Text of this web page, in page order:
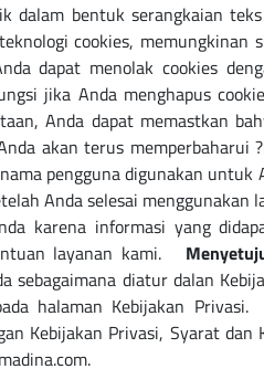
dalam bentuk serangkaian
cookies,
dapat menolak cookies
jika Anda menghapus
Anda dapat memastkan
akan terus memperbaharui
pengguna digunakan
Anda selesai menggunakan
karena informasi yang
layanan kami.
sebagaimana diatur dalan
halaman Kebijakan Privasi.
Kebijakan Privasi, Syarat